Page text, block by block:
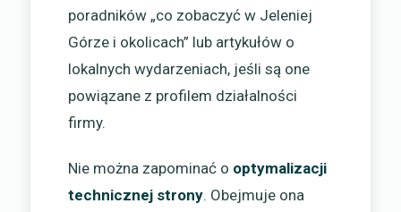
poradników „co zobaczyć w Jeleniej
Górze i okolicach” lub artykułów o
lokalnych wydarzeniach, jeśli są one
powiązane z profilem działalności
firmy.
Nie można zapominać o optymalizacji
technicznej strony. Obejmuje ona